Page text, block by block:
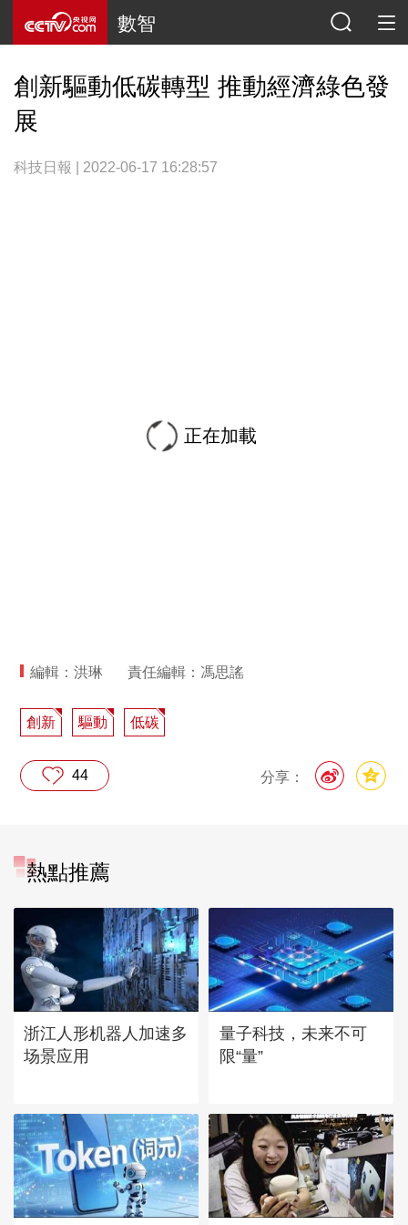
數智
創新驅動低碳轉型 推動經濟綠色發
展
科技日報 | 2022-06-17 16:28:57
正在加載
編輯：洪琳 責任編輯：馮思謠
創新 驅動 低碳
分享：
44
熱點推薦
浙江人形机器人加速多
场景应用
量子科技，未来不可
限“量”